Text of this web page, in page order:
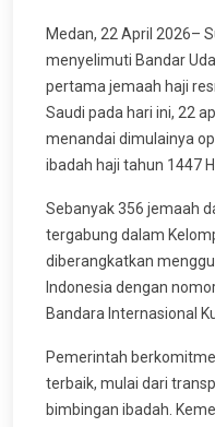
Medan, 22 April 2026–
menyelimuti Bandar
pertama jemaah haji
Saudi pada hari ini, 22
menandai dimulainya
ibadah haji tahun 1447
Sebanyak 356 jemaah
tergabung dalam
diberangkatkan
Indonesia dengan
Bandara Internasional
Pemerintah
terbaik, mulai dari
bimbingan ibadah.